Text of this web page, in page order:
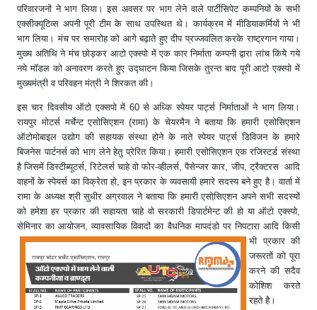
परिवारजनों ने भाग लिया। इस अवसर पर भाग लेने वाले पार्टीसिपेट कम्पनियों के सभी
एक्सीक्यूटिव्स अपनी पूरी टीम के साथ उपस्थित थे। कार्यक्रम में मीडियाकर्मियों ने भी
भाग लिया। मंच पर समारोह को आगे बढ़ाते हुए दीप प्रज्जवलित करके राष्ट्रगान गाया।
मुख्य अतिथि ने मंच छोड़कर आटो एक्स्पो में एक कार निर्माता कम्पनी द्वारा लांच किये गये
नये माॅडल को अनावरण करते हुए उद्घाटन किया जिसके तुरन्त बाद पूरी आटो एक्स्पो में
मुख्यमंत्री व परिवहन मंत्री ने शिरकत की।
इस चार दिवसीय ऑटो एक्सपो में 60 से अध्कि स्पेयर पार्ट्स निर्माताओं ने भाग लिया।
रायपुर मोटर्स मर्चेन्ट एसोसिएशन (रामा) के चेयरमैन ने बताया कि हमारी एसोसिएशन
ऑटोमोबाइल उद्योग की सहायक संस्था होने के नाते स्पेयर पार्ट्स डिविजन के हमारे
बिजनेस पार्टनर्स को भाग लेने हेतु प्रेरित किया। हमारी एसोसिएशन एक रजिस्टर्ड संस्था
है जिसमें डिस्टीब्यूटर्स, रिटेलर्स चाहे वो फोर-व्हीलर्स, पैसेन्जर कार, जीप, ट्रैक्टरस आदि
वाहनों के स्पेयर्स का विक्रेता हो, इन प्रकार के व्यवसायी हमारे सदस्य बने हुए है। वार्ता में
रामा के अध्यक्ष श्री सुधीर अग्रवाल ने बताया कि हमारी एसोसि़एशन अपने सभी सदस्यों
को हमेशा हर प्रकार की सहायता चाहे वो सरकारी डिपार्टमेन्ट की हो या ऑटो एक्स्पो,
सेमिनार का आयोजन, व्यावसायिक विवादों का वैधनिक मापदंडो पर निपटारा आदि किसी
भी प्रकार की
जरूरतों को पूरा
करने की सदैव
कोशिश करते
रहते है।